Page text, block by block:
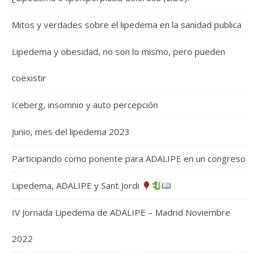
Mitos y verdades sobre el lipedema en la sanidad publica
Lipedema y obesidad, no son lo mismo, pero pueden
coexistir
Iceberg, insomnio y auto percepción
Junio, mes del lipedema 2023
Participando como ponente para ADALIPE en un congreso
Lipedema, ADALIPE y Sant Jordi
IV Jornada Lipedema de ADALIPE – Madrid Noviembre
2022